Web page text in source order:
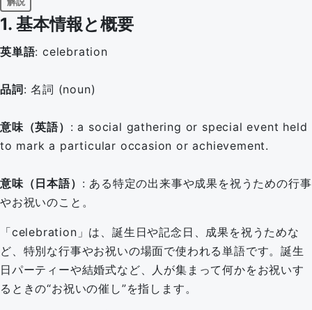
1. 基本情報と概要
英単語: celebration
品詞: 名詞 (noun)
意味（英語） : a social gathering or special event held
to mark a particular occasion or achievement.
意味（日本語） : ある特定の出来事や成果を祝うための行事
やお祝いのこと。
「celebration」は、誕生日や記念日、成果を祝うためな
ど、特別な行事やお祝いの場面で使われる単語です。誕生
日パーティーや結婚式など、人が集まって何かをお祝いす
るときの“お祝いの催し”を指します。